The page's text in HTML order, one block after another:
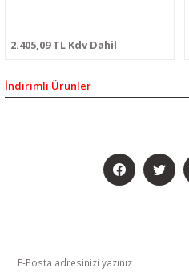
2.405,09 TL Kdv Dahil
İndirimli Ürünler